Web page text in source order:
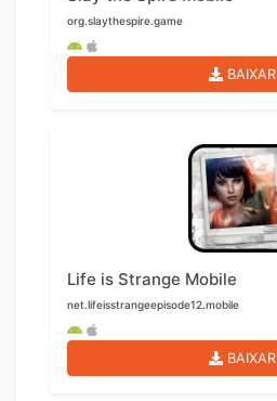
org.slaythespire.game
BAIXAR
Life is Strange Mobile
net.lifeisstrangeepisode12.mobile
BAIXAR